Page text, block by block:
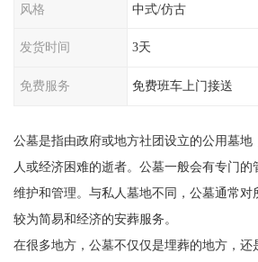
风格 中式/仿古
发货时间 3天
免费服务 免费班车上门接送
公墓是指由政府或地方社团设立的公用墓地
人或经济困难的逝者。公墓一般会有专门
维护和管理。与私人墓地不同，公墓通常对
较为简易和经济的安葬服务。
在很多地方，公墓不仅仅是埋葬的地方，还